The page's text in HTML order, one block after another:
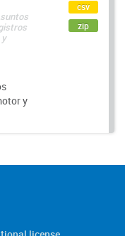
y
csv
zip